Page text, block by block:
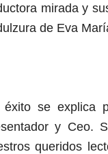
mirada y
de Eva
éxito se explica
y Ceo.
queridos